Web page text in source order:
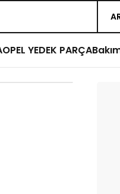
OPEL YEDEK PARÇA